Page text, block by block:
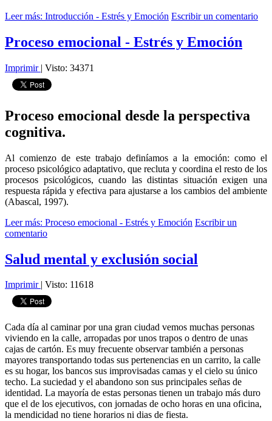
Leer más: Introducción - Estrés y Emoción Escribir un comentario
Proceso emocional - Estrés y Emoción
Imprimir | Visto: 34371
Proceso emocional desde la perspectiva
cognitiva.
Al comienzo de este trabajo definíamos a la emoción: como el
proceso psicológico adaptativo, que recluta y coordina el resto de los
procesos psicológicos, cuando las distintas situación exigen una
respuesta rápida y efectiva para ajustarse a los cambios del ambiente
(Abascal, 1997).
Leer más: Proceso emocional - Estrés y Emoción Escribir un
comentario
Salud mental y exclusión social
Imprimir Visto: 11618
Cada día al caminar por una gran ciudad vemos muchas personas
viviendo en la calle, arropadas por unos trapos o dentro de unas
cajas de cartón. Es muy frecuente observar también a personas
mayores transportando todas sus pertenencias en un carrito, la calle
es su hogar, los bancos sus improvisadas camas y el cielo su único
techo. La suciedad y el abandono son sus principales señas de
identidad. La mayoría de estas personas tienen un trabajo más duro
que el de los ejecutivos, con jornadas de ocho horas en una oficina,
la mendicidad no tiene horarios ni dias de fiesta.